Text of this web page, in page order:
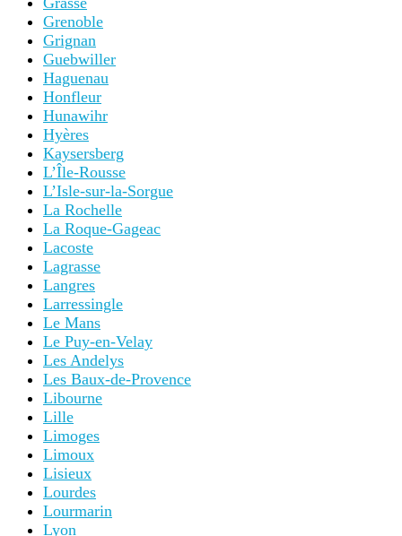
Grenoble
Grignan
Guebwiller
Haguenau
Honfleur
Hunawihr
Hyères
Kaysersberg
L’Île-Rousse
L’Isle-sur-la-Sorgue
La Rochelle
La Roque-Gageac
Lacoste
Lagrasse
Langres
Larressingle
Le Mans
Le Puy-en-Velay
Les Andelys
Les Baux-de-Provence
Libourne
Lille
Limoges
Limoux
Lisieux
Lourdes
Lourmarin
Lyon